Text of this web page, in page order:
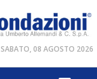
SABATO, 08 AGOSTO 2026